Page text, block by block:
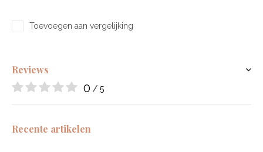
Toevoegen aan vergelijking
Reviews
0 / 5
Recente artikelen